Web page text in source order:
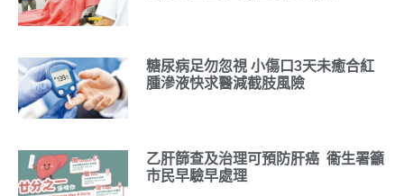
糖尿病足勿忽視 小傷口3天未癒合紅
腫滲液快求醫減截肢風險
乙肝篩查及治理可預防肝癌 衞生署籲
市民早驗早處理